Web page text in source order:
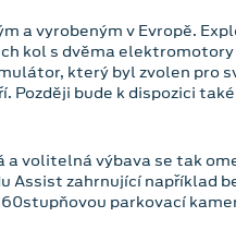
a vyrobeným v Evropě.
kol s dvěma
který byl zvolen pro
Později bude k dispozici
volitelná výbava se tak
Assist zahrnující například
parkovací